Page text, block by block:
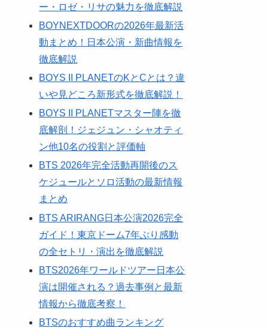
ー・ロゼ・リサの魅力を徹底解説
BOYNEXTDOORの2026年最新活
動まとめ！日本公演・新曲情報を
徹底解説
BOYS II PLANETのKとCとは？違
いや見どころ新形式を徹底解説！
BOYS II PLANETマスター陣を徹
底解剖！ジェジュン・シャオティ
ン他10名の役割と評価軸
BTS 2026年完全活動再開後のス
ケジュールとソロ活動の最新情報
まとめ
BTS ARIRANG日本公演2026完全
ガイド！東京ドーム7年ぶり感動
の全セトリ・演出を徹底解説
BTS2026年ワールドツアー日本公
演は開催される？過去事例と最新
情報から徹底考察！
BTSのおすすめ曲ランキング